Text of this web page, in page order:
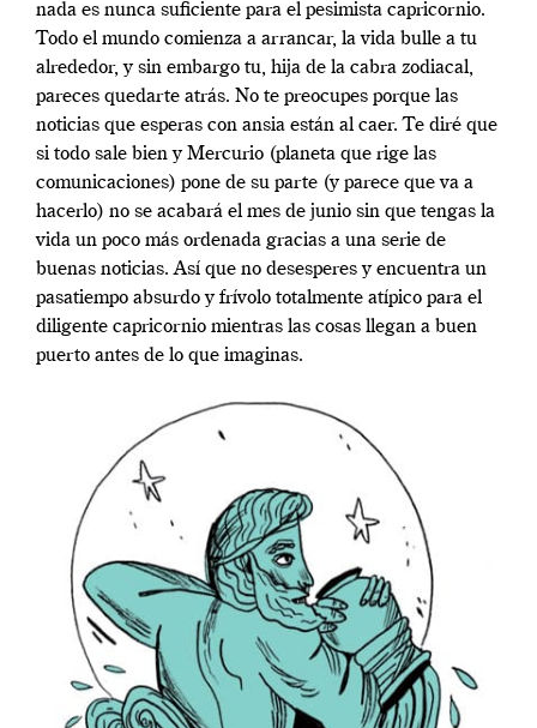
nada es nunca suficiente para el pesimista capricornio.
Todo el mundo comienza a arrancar, la vida bulle a tu
alrededor, y sin embargo tu, hija de la cabra zodiacal,
pareces quedarte atrás. No te preocupes porque las
noticias que esperas con ansia están al caer. Te diré que
si todo sale bien y Mercurio (planeta que rige las
comunicaciones) pone de su parte (y parece que va a
hacerlo) no se acabará el mes de junio sin que tengas la
vida un poco más ordenada gracias a una serie de
buenas noticias. Así que no desesperes y encuentra un
pasatiempo absurdo y frívolo totalmente atípico para el
diligente capricornio mientras las cosas llegan a buen
puerto antes de lo que imaginas.